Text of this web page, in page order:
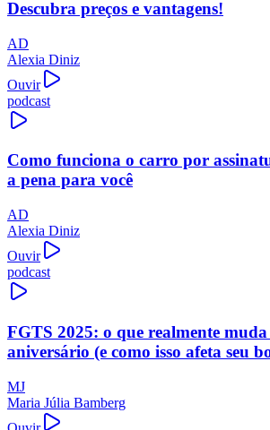
Descubra preços e vantagens!
AD
Alexia Diniz
Ouvir
podcast
Como funciona o carro por
a pena para você
AD
Alexia Diniz
Ouvir
podcast
FGTS 2025: o que realmente muda
aniversário (e como isso afeta seu
MJ
Maria Júlia Bamberg